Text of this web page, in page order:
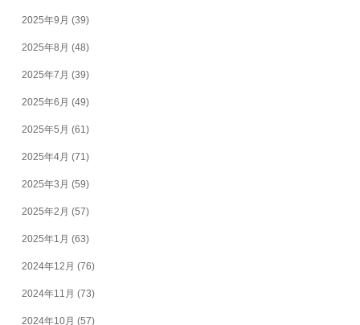
2025年9月 (39)
2025年8月 (48)
2025年7月 (39)
2025年6月 (49)
2025年5月 (61)
2025年4月 (71)
2025年3月 (59)
2025年2月 (57)
2025年1月 (63)
2024年12月 (76)
2024年11月 (73)
2024年10月 (57)